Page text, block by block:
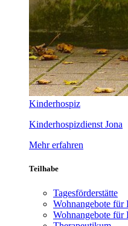
Kinderhospiz
Kinderhospizdienst Jona
Mehr erfahren
Teilhabe
Tagesförderstätte
Wohnangebote für
Wohnangebote für